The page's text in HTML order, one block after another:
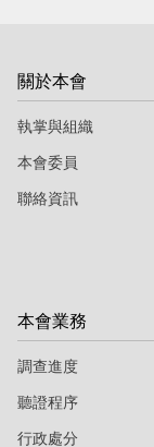
關於本會
執掌與組織
本會委員
聯絡資訊
本會業務
調查進度
聽證程序
行政處分